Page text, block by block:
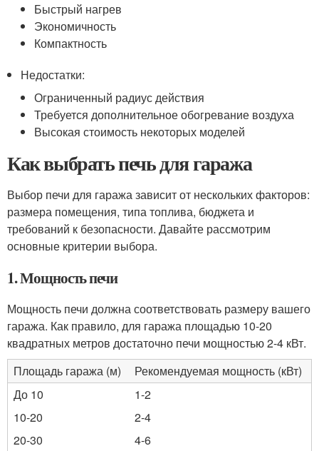
Быстрый нагрев
Экономичность
Компактность
Недостатки:
Ограниченный радиус действия
Требуется дополнительное обогревание воздуха
Высокая стоимость некоторых моделей
Как выбрать печь для гаража
Выбор печи для гаража зависит от нескольких факторов:
размера помещения, типа топлива, бюджета и
требований к безопасности. Давайте рассмотрим
основные критерии выбора.
1. Мощность печи
Мощность печи должна соответствовать размеру вашего
гаража. Как правило, для гаража площадью 10-20
квадратных метров достаточно печи мощностью 2-4 кВт.
Площадь гаража (м)
Рекомендуемая мощность (кВт)
До 10
1-2
10-20
2-4
20-30
4-6